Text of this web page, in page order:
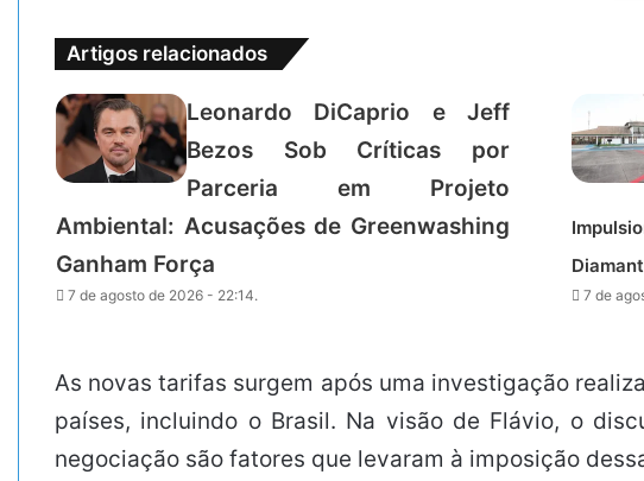
Artigos relacionados
Leonardo DiCaprio e Jeff
Bezos Sob Críticas por
Parceria em Projeto
Ambiental: Acusações de Greenwashing
Ganham Força
7 de agosto de 2026 - 22:14. 7 de
As novas tarifas surgem após uma investigação
países, incluindo o Brasil. Na visão de Flávio, o
negociação são fatores que levaram à imposição